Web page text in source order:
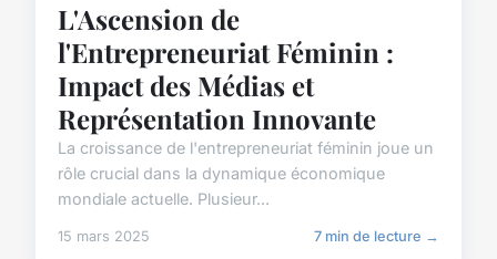
L'Ascension de
l'Entrepreneuriat Féminin :
Impact des Médias et
Représentation Innovante
La croissance de l'entrepreneuriat féminin joue un
rôle crucial dans la dynamique économique
mondiale actuelle. Plusieur...
15 mars 2025 7 min de lecture →